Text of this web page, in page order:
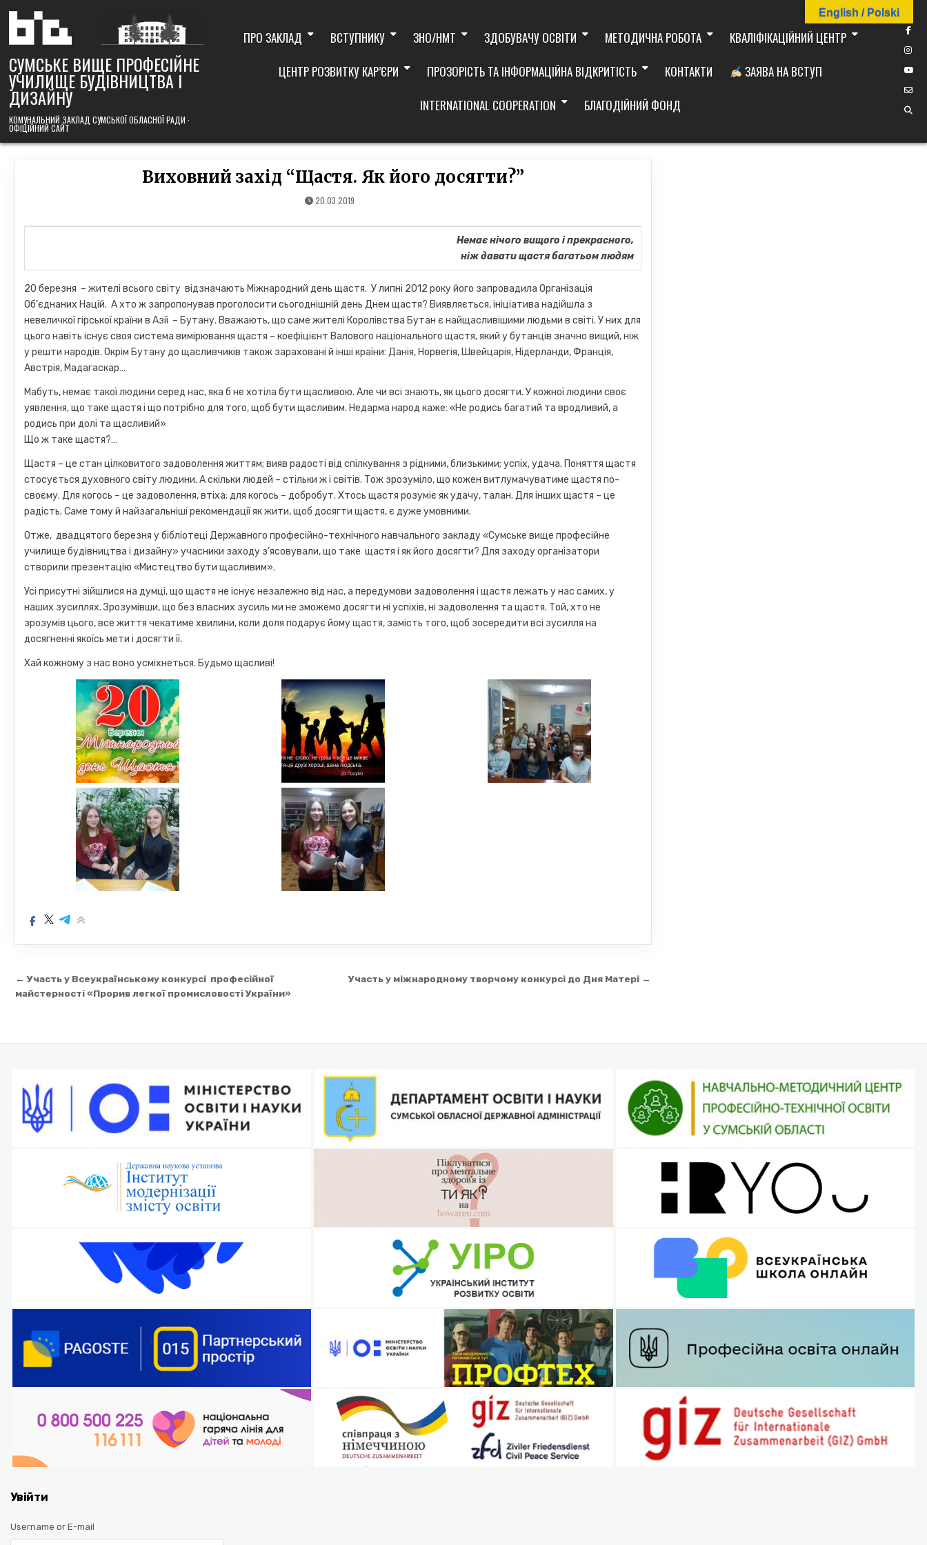
content
СУМСЬКЕ ВИЩЕ ПРОФЕСІЙНЕ
УЧИЛИЩЕ БУДІВНИЦТВА І
ДИЗАЙНУ
КОМУНАЛЬНИЙ ЗАКЛАД СУМСЬКОЇ ОБЛАСНОЇ РАДИ ·
ОФІЦІЙНИЙ САЙТ
ПРО ЗАКЛАД ВСТУПНИКУ ЗНО/НМТ ЗДОБУВАЧУ ОСВІТИ МЕТОДИЧНА РОБОТА
КВАЛІФІКАЦІЙНИЙ ЦЕНТР
ЦЕНТР РОЗВИТКУ КАР’ЄРИ
ПРОЗОРІСТЬ ТА ІНФОРМАЦІЙНА ВІДКРИТІСТЬ КОНТАКТИ
ЗАЯВА НА ВСТУП
INTERNATIONAL COOPERATION
БЛАГОДІЙНИЙ ФОНД
Виховний захід “Щастя. Як його досягти?”
20.03.2019
Немає нічого вищого і прекрасного,
ніж давати щастя багатьом людям
20 березня – жителі всього світу відзначають Міжнародний день щастя. У липні 2012 року його запровадила Організація
Об’єднаних Націй. А хто ж запропонував проголосити сьогоднішній день Днем щастя? Виявляється, ініціатива надійшла з
невеличкої гірської країни в Азії – Бутану. Вважають, що саме жителі Королівства Бутан є найщасливішими людьми в світі. У них для
цього навіть існує своя система вимірювання щастя – коефіцієнт Валового національного щастя, який у бутанців значно вищий, ніж
у решти народів. Окрім Бутану до щасливчиків також зараховані й інші країни: Данія, Норвегія, Швейцарія, Нідерланди, Франція,
Австрія, Мадагаскар…
Мабуть, немає такої людини серед нас, яка б не хотіла бути щасливою. Але чи всі знають, як цього досягти. У кожної людини своє
уявлення, що таке щастя і що потрібно для того, щоб бути щасливим. Недарма народ каже: «Не родись багатий та вродливий, а
родись при долі та щасливий»
Що ж таке щастя?…
Щастя – це стан цілковитого задоволення життям; вияв радості від спілкування з рідними, близькими; успіх, удача. Поняття щастя
стосується духовного світу людини. А скільки людей – стільки ж і світів. Тож зрозуміло, що кожен витлумачуватиме щастя по-
своєму. Для когось – це задоволення, втіха; для когось – добробут. Хтось щастя розуміє як удачу, талан. Для інших щастя – це
радість. Саме тому й найзагальніші рекомендації як жити, щоб досягти щастя, є дуже умовними.
Отже, двадцятого березня у бібліотеці Державного професійно-технічного навчального закладу «Сумське вище професійне
училище будівництва і дизайну» учасники заходу з’ясовували, що таке щастя і як його досягти? Для заходу організатори
створили презентацію «Мистецтво бути щасливим».
Усі присутні зійшлися на думці, що щастя не існує незалежно від нас, а передумови задоволення і щастя лежать у нас самих, у
наших зусиллях. Зрозумівши, що без власних зусиль ми не зможемо досягти ні успіхів, ні задоволення та щастя. Той, хто не
зрозумів цього, все життя чекатиме хвилини, коли доля подарує йому щастя, замість того, щоб зосередити всі зусилля на
досягненні якоїсь мети і досягти її.
Хай кожному з нас воно усміхнеться. Будьмо щасливі!
Навігація
записів
Участь у міжнародному творчому конкурсі до Дня Матері →
← Участь у Всеукраїнському конкурсі професійної
майстерності «Прорив легкої промисловості України»
Увійти
Username or E-mail
English / Polski